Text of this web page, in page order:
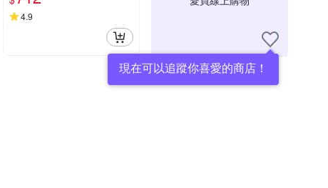
4.9
現在可以追蹤你喜愛的商店！